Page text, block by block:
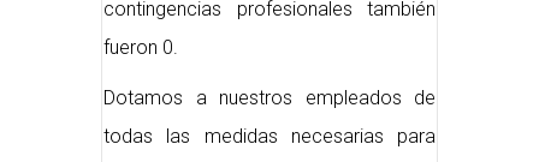
contingencias profesionales también
fueron 0.
Dotamos a nuestros empleados de
todas las medidas necesarias para